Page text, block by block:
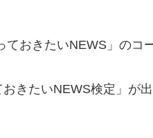
ておきたいNEWS」のコ
きたいNEWS検定」が出